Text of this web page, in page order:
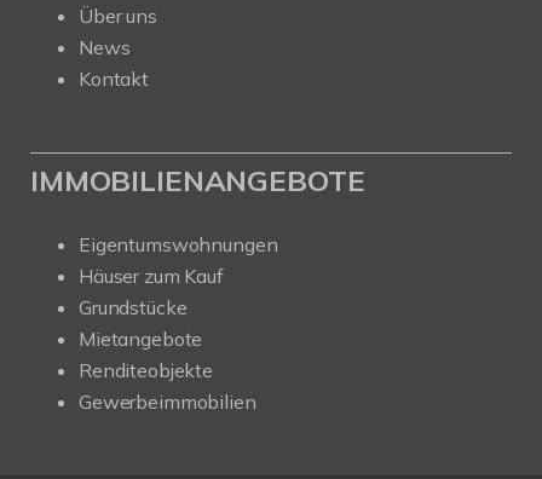
Über uns
News
Kontakt
IMMOBILIENANGEBOTE
Eigentumswohnungen
Häuser zum Kauf
Grundstücke
Mietangebote
Renditeobjekte
Gewerbeimmobilien